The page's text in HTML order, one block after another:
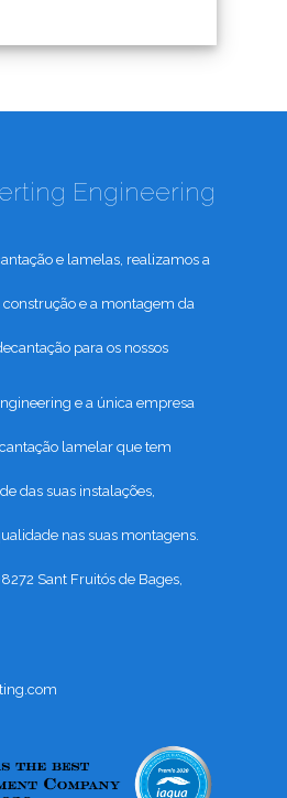
Engineering
e lamelas, realizamos a
e a montagem da
para os nossos
e a única empresa
lamelar que tem
das suas instalações,
nas suas montagens.
Sant Fruitós de Bages,